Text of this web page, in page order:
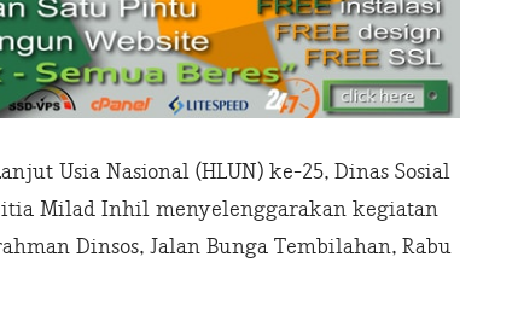
Usia Nasional (HLUN) ke-25, Dinas Sosial
Milad Inhil menyelenggarakan kegiatan
Dinsos, Jalan Bunga Tembilahan, Rabu